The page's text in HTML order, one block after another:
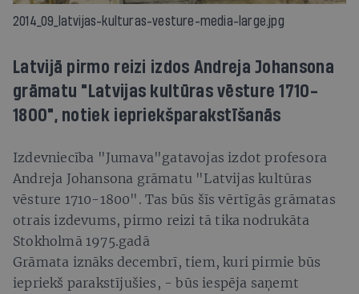
2014_09_latvijas-kulturas-vesture-media-large.jpg
Latvijā pirmo reizi izdos Andreja Johansona
grāmatu "Latvijas kultūras vēsture 1710-
1800", notiek iepriekšparakstīšanās
Izdevniecība "Jumava"gatavojas izdot profesora
Andreja Johansona grāmatu "Latvijas kultūras
vēsture 1710-1800". Tas būs šīs vērtīgās grāmatas
otrais izdevums, pirmo reizi tā tika nodrukāta
Stokholmā 1975.gadā
Grāmata iznāks decembrī, tiem, kuri pirmie būs
iepriekš parakstījušies, - būs iespēja saņemt